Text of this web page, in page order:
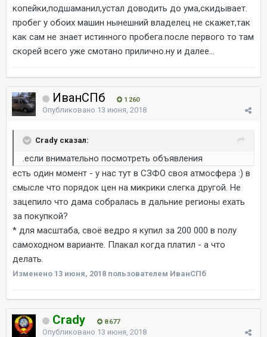
копейки,подшаманил,устал доводить до ума,скидывает.
пробег у обоих машин нынешний владелец не скажет,так
как сам не знает истинного пробега.после первого то там
скорей всего уже смотано прилично.ну и далее...
ИванСПб 1 260
Опубликовано 13 июня, 2018
Crady сказал:
.если внимательно посмотреть объявления
есть один момент - у нас тут в СЗФО своя атмосфера :) в
смысле что порядок цен на микрики слегка другой. Не
зацепило что дама собралась в дальние регионы ехать
за покупкой?
* для масштаба, своё ведро я купил за 200 000 в полу
самоходном варианте. Плакал когда платил - а что
делать.
Изменено 13 июня, 2018 пользователем ИванСПб
Crady 8 677
Опубликовано 13 июня, 2018